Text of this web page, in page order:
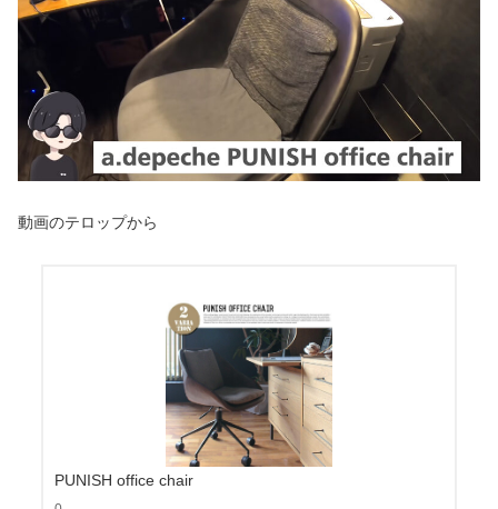
動画のテロップから
PUNISH office chair